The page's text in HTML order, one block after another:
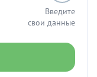
Введите
свои данные